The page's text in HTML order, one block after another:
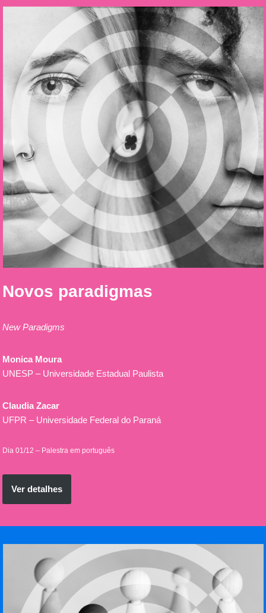
Novos paradigmas
New Paradigms
Monica Moura
UNESP – Universidade Estadual Paulista
Claudia Zacar
UFPR – Universidade Federal do Paraná
Dia 01/12 – Palestra em português
Ver detalhes